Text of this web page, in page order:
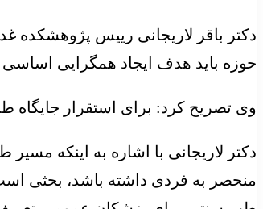
دکتر باقر لاریجانی رییس
حوزه باید هدف ایجاد همگرایی
وی تصریح کرد: برای استقرار
دکتر لاریجانی با اشاره به اینکه
منحصر به فردی داشته باشد، بحثی